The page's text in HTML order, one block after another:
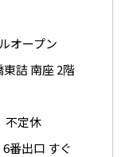
オープン
詰 南座 2階
不定休
番出口 すぐ